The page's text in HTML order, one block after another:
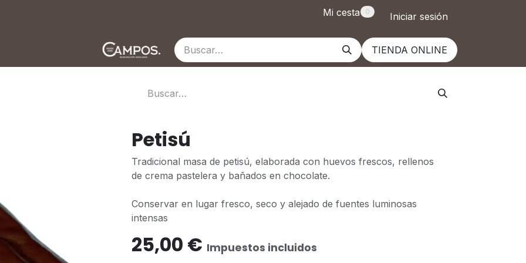
Mi cesta 0 Iniciar sesión
Contacto TIENDA ONLINE
​​​Petisú
Tradicional masa de petisú, elaborada con huevos frescos, rellenos
de crema pastelera y bañados en chocolate.
Conservar en lugar fresco, seco y alejado de fuentes luminosas
intensas
25,00 € Impuestos incluidos